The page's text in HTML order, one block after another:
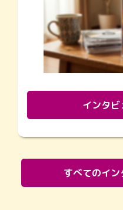
インタ
すべてのイ